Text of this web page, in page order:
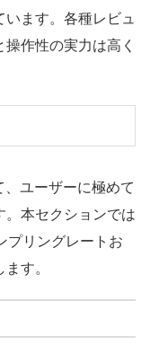
ます。各種レビュ
作性の実力は高く
ユーザーに極めて
。本セクションでは
プリングレートお
す。